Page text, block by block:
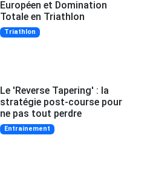
Européen et Domination
Totale en Triathlon
Triathlon
Le 'Reverse Tapering' : la
stratégie post-course pour
ne pas tout perdre
Entrainement